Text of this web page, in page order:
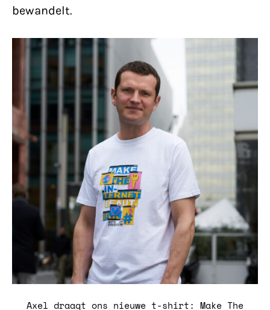
bewandelt.
Axel draagt ons nieuwe t-shirt: Make The